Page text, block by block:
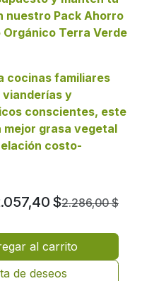
nuestro Pack Ahorro
Terra Verde
cocinas familiares
y
conscientes, este
grasa vegetal
costo-
al carrito
de deseos
$2.286,00$